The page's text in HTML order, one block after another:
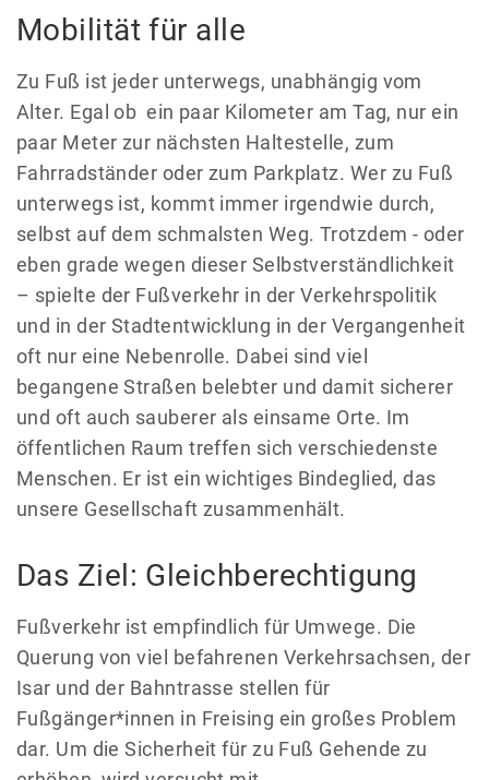
Mobilität für alle
Zu Fuß ist jeder unterwegs, unabhängig vom
Alter. Egal ob ein paar Kilometer am Tag, nur ein
paar Meter zur nächsten Haltestelle, zum
Fahrradständer oder zum Parkplatz. Wer zu Fuß
unterwegs ist, kommt immer irgendwie durch,
selbst auf dem schmalsten Weg. Trotzdem - oder
eben grade wegen dieser Selbstverständlichkeit
– spielte der Fußverkehr in der Verkehrspolitik
und in der Stadtentwicklung in der Vergangenheit
oft nur eine Nebenrolle. Dabei sind viel
begangene Straßen belebter und damit sicherer
und oft auch sauberer als einsame Orte. Im
öffentlichen Raum treffen sich verschiedenste
Menschen. Er ist ein wichtiges Bindeglied, das
unsere Gesellschaft zusammenhält.
Das Ziel: Gleichberechtigung
Fußverkehr ist empfindlich für Umwege. Die
Querung von viel befahrenen Verkehrsachsen, der
Isar und der Bahntrasse stellen für
Fußgänger*innen in Freising ein großes Problem
dar. Um die Sicherheit für zu Fuß Gehende zu